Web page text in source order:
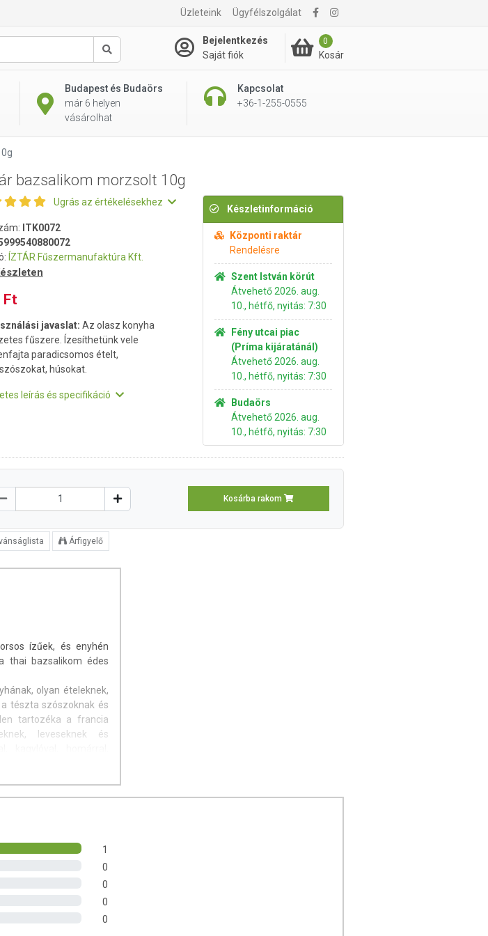
Üzleteink Ügyfélszolgálat
Keresés
Bejelentkezés
Saját fiók
0
Kosár
Budapest és Budaörs
már 6 helyen
vásárolhat
Kapcsolat
+36-1-255-0555
225 Ft Kosárba rakom
bazsalikom morzsolt 10g
Ugrás az értékelésekhez
ITK0072
ÍZTÁR Fűszermanufaktúra Kft.
Ft
javaslat: Az olasz konyha
fűszere. Ízesíthetünk vele
paradicsomos ételt,
húsokat.
leírás és specifikáció
Készletinformáció
Központi raktár
Rendelésre
Szent István körút
Átvehető 2026. aug.
10., hétfő, nyitás: 7:30
Fény utcai piac
(Príma kijáratánál)
Átvehető 2026. aug.
10., hétfő, nyitás: 7:30
Budaörs
Átvehető 2026. aug.
10., hétfő, nyitás: 7:30
Kosárba rakom
Árfigyelő
ízűek, és enyhén
thai bazsalikom édes
olyan ételeknek,
tészta szószoknak és
tartozéka a francia
leveseknek és
fűszervajjal, hideg
és az egészséges
1
0
0
0
0